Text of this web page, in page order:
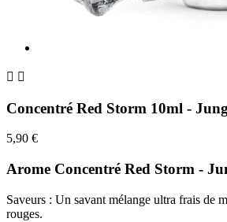
 
Concentré Red Storm 10ml -
5,90 €
Arome Concentré Red Storm -
Saveurs : Un savant mélange ultra frais de
rouges.